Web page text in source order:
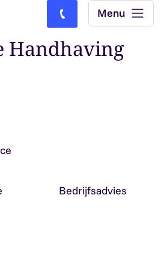
Bel ons: (0)77-4740000
Menu
Handhaving
Bedrijfsadvies